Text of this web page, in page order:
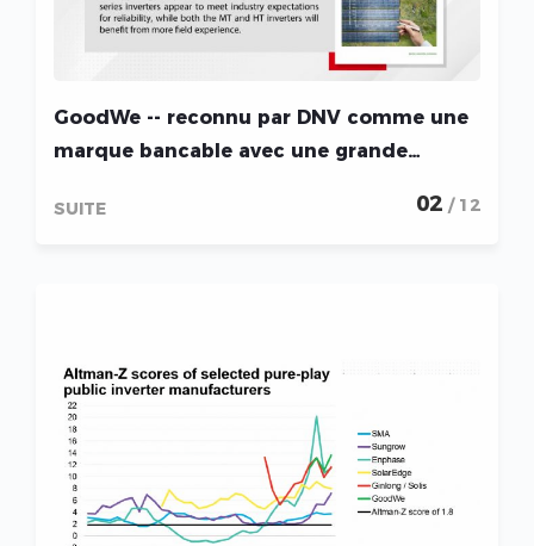
GoodWe -- reconnu par DNV comme une
marque bancable avec une grande
SUITE 02 / 12